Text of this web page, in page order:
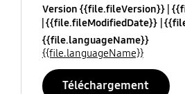
Version {{file.fileVersion}}
{{file.fileModifiedDate}}
{{file.languageName}}
{{file.languageName}}
Téléchargement